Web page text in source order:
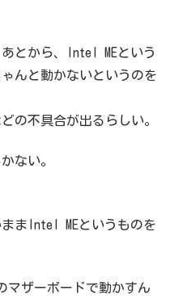
とから、Intel MEという
んと動かないというのを
の不具合が出るらしい。
ない。
まIntel MEというものを
マザーボードで動かすん